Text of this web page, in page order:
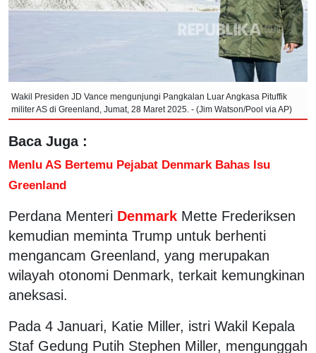
Wakil Presiden JD Vance mengunjungi Pangkalan Luar Angkasa Pituffik
militer AS di Greenland, Jumat, 28 Maret 2025. - (Jim Watson/Pool via AP)
Baca Juga :
Menlu AS Bertemu Pejabat Denmark Bahas Isu
Greenland
Perdana Menteri Denmark Mette Frederiksen
kemudian meminta Trump untuk berhenti
mengancam Greenland, yang merupakan
wilayah otonomi Denmark, terkait kemungkinan
aneksasi.
Pada 4 Januari, Katie Miller, istri Wakil Kepala
Staf Gedung Putih Stephen Miller, mengunggah